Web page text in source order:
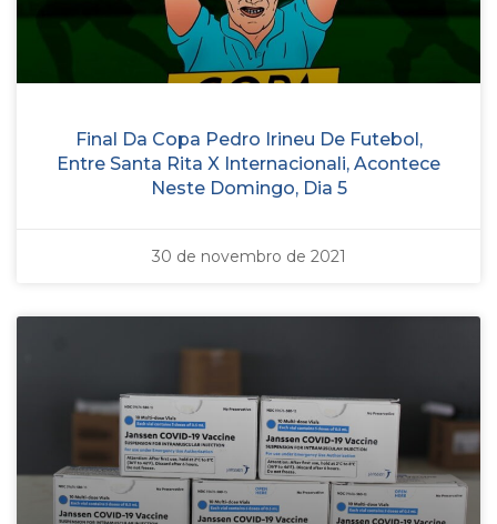
Final Da Copa Pedro Irineu De Futebol,
Entre Santa Rita X Internacionali, Acontece
Neste Domingo, Dia 5
30 de novembro de 2021